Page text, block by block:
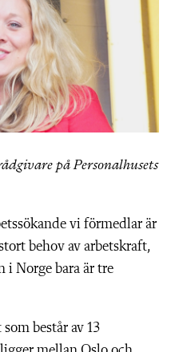
på Personalhusets
vi förmedlar är
behov av arbetskraft,
i Norge bara är tre
består av 13